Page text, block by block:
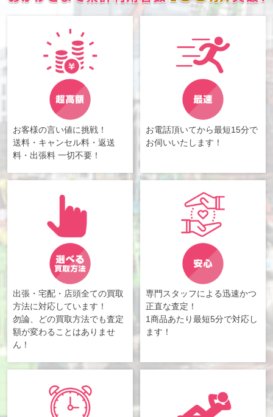
お客様の言い値に挑戦！
送料・キャンセル料・返送
料・出張料 一切不要！
お電話頂いてから最短15分で
お伺いいたします！
出張・宅配・店頭全ての買取
方法に対応しています！
勿論、どの買取方法でも査定
額が変わることはありませ
ん！
専門スタッフによる迅速かつ
正直な査定！
1商品あたり最短5分で対応し
ます！